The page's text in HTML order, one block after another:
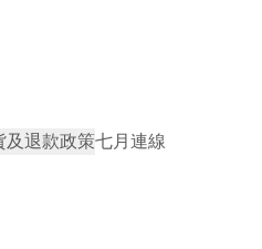
及退款政策七月連線